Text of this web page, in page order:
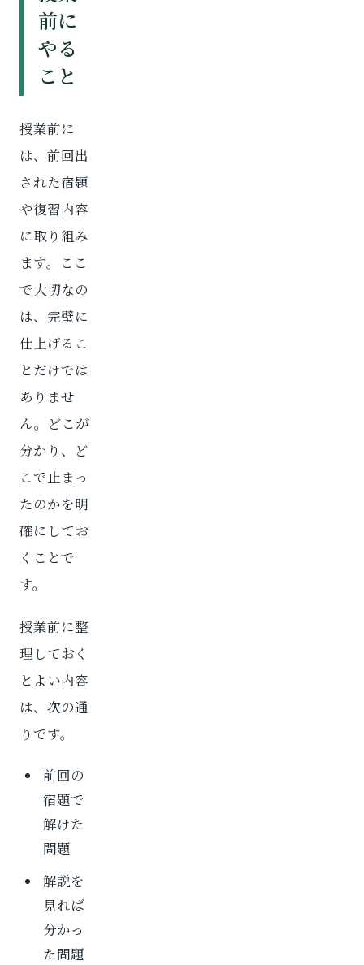
前に
やる
こと
授業前に
は、前回出
された宿題
や復習内容
に取り組み
ます。ここ
で大切なの
は、完璧に
仕上げるこ
とだけでは
ありませ
ん。どこが
分かり、ど
こで止まっ
たのかを明
確にしてお
くことで
す。
授業前に整
理しておく
とよい内容
は、次の通
りです。
前回の
宿題で
解けた
問題
解説を
見れば
分かっ
た問題